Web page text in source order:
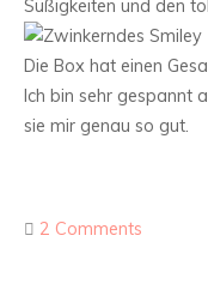
Süßigkeiten und den
Die Box hat einen
Ich bin sehr gespannt
sie mir genau so gut.
2 Comments